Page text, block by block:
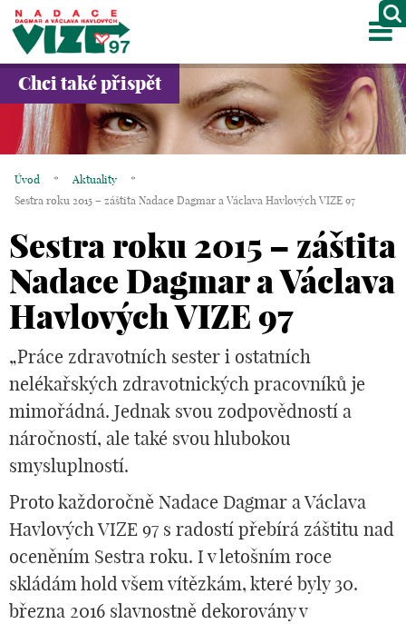
O NÁS
PROJEKTY
GALERIE
KONTAKTY
OBCHOD
KOŠÍK
EN
Chci také přispět
Úvod * Aktuality
*
Sestra roku 2015 – záštita Nadace Dagmar a Václava Havlových VIZE 97
Sestra roku 2015 – záštita
Nadace Dagmar a Václava
Havlových VIZE 97
„Práce zdravotních sester i ostatních
nelékařských zdravotnických pracovníků je
mimořádná. Jednak svou zodpovědností a
náročností, ale také svou hlubokou
smysluplností.
Proto každoročně Nadace Dagmar a Václava
Havlových VIZE 97 s radostí přebírá záštitu nad
oceněním Sestra roku. I v letošním roce
skládám hold všem vítězkám, které byly 30.
března 2016 slavnostně dekorovány v